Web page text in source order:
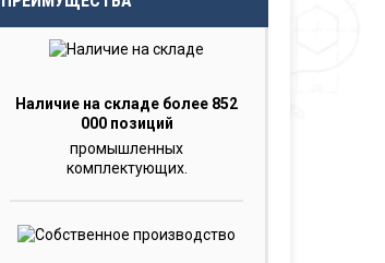
Наличие на складе более 852
000 позиций
промышленных
комплектующих.